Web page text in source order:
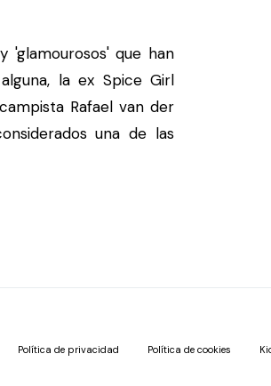
'glamourosos' que han
la ex Spice Girl
Rafael van der
una de las
Política de privacidad Política de cookies